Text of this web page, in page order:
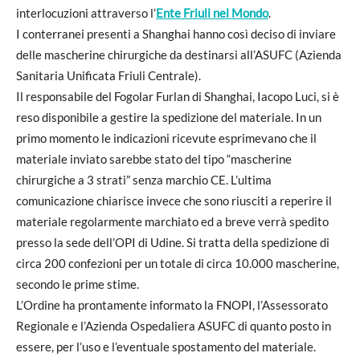
interlocuzioni attraverso l’Ente Friuli nel Mondo.
I conterranei presenti a Shanghai hanno così deciso di inviare
delle mascherine chirurgiche da destinarsi all’ASUFC (Azienda
Sanitaria Unificata Friuli Centrale).
Il responsabile del Fogolar Furlan di Shanghai, Iacopo Luci, si è
reso disponibile a gestire la spedizione del materiale. In un
primo momento le indicazioni ricevute esprimevano che il
materiale inviato sarebbe stato del tipo “mascherine
chirurgiche a 3 strati” senza marchio CE. L’ultima
comunicazione chiarisce invece che sono riusciti a reperire il
materiale regolarmente marchiato ed a breve verrà spedito
presso la sede dell’OPI di Udine. Si tratta della spedizione di
circa 200 confezioni per un totale di circa 10.000 mascherine,
secondo le prime stime.
L’Ordine ha prontamente informato la FNOPI, l’Assessorato
Regionale e l’Azienda Ospedaliera ASUFC di quanto posto in
essere, per l’uso e l’eventuale spostamento del materiale.